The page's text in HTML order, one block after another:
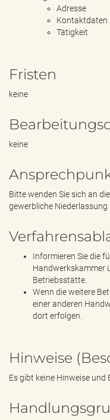
Adresse
Kontaktdaten
Tätigkeit
Fristen
keine
keine
Bitte wenden Sie sich an
gewerbliche Niederlassung
Informieren Sie die
Handwerkskammer
Betriebsstätte.
Wenn die weitere
einer anderen
dort erfolgen.
Hinweise
Es gibt keine Hinweise und